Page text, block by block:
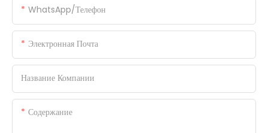
WhatsApp/телефон
Электронная Почта
Название Компании
Содержание